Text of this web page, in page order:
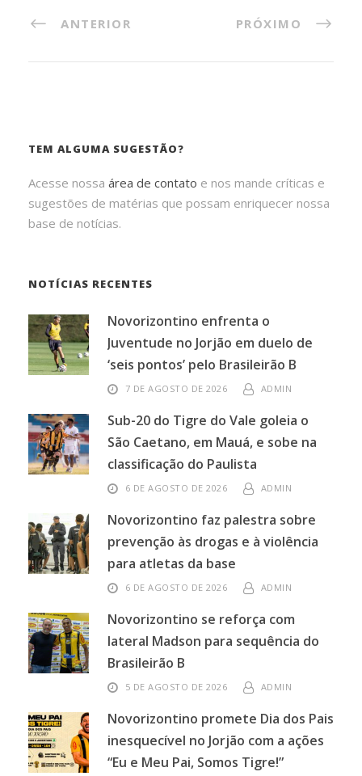
ANTERIOR PRÓXIMO
TEM ALGUMA SUGESTÃO?
Acesse nossa área de contato e nos mande críticas e
sugestões de matérias que possam enriquecer nossa
base de notícias.
NOTÍCIAS RECENTES
Novorizontino enfrenta o
Juventude no Jorjão em duelo de
‘seis pontos’ pelo Brasileirão B
7 DE AGOSTO DE 2026 ADMIN
Sub-20 do Tigre do Vale goleia o
São Caetano, em Mauá, e sobe na
classificação do Paulista
6 DE AGOSTO DE 2026 ADMIN
Novorizontino faz palestra sobre
prevenção às drogas e à violência
para atletas da base
6 DE AGOSTO DE 2026 ADMIN
Novorizontino se reforça com
lateral Madson para sequência do
Brasileirão B
5 DE AGOSTO DE 2026 ADMIN
Novorizontino promete Dia dos Pais
inesquecível no Jorjão com a ações
“Eu e Meu Pai, Somos Tigre!”